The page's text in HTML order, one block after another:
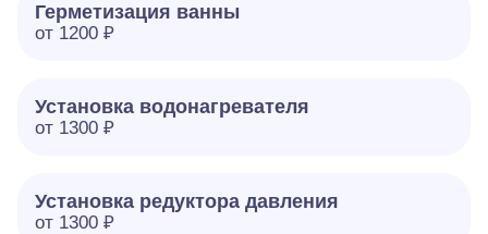
Герметизация ванны
от 1200 ₽
Установка водонагревателя
от 1300 ₽
Установка редуктора давления
от 1300 ₽